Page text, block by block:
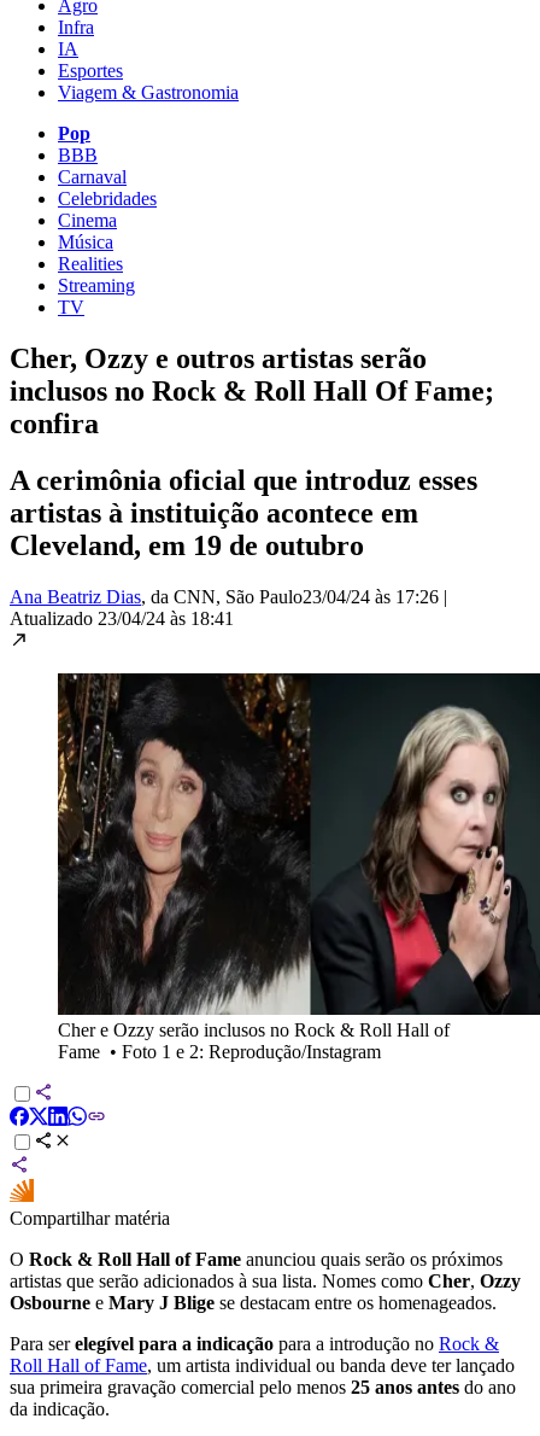
Agro
Infra
IA
Esportes
Viagem & Gastronomia
Pop
BBB
Carnaval
Celebridades
Cinema
Música
Realities
Streaming
TV
Cher, Ozzy e outros artistas serão
inclusos no Rock & Roll Hall Of Fame;
confira
A cerimônia oficial que introduz esses
artistas à instituição acontece em
Cleveland, em 19 de outubro
Ana Beatriz Dias, da CNN, São Paulo23/04/24 às 17:26 |
Atualizado 23/04/24 às 18:41
Cher e Ozzy serão inclusos no Rock & Roll Hall of
Fame • Foto 1 e 2: Reprodução/Instagram
Compartilhar matéria
O Rock & Roll Hall of Fame anunciou quais serão os próximos
artistas que serão adicionados à sua lista. Nomes como Cher, Ozzy
Osbourne e Mary J Blige se destacam entre os homenageados.
Para serelegível para a indicação para a introdução no Rock &
Roll Hall of Fame, um artista individual ou banda deve ter lançado
sua primeira gravação comercial pelo menos 25 anos antes do ano
da indicação.